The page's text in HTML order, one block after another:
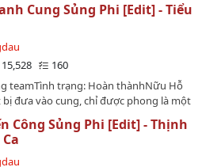
nhớ mong, một tấm chân tình cũng
đổi lại được một chỗ dựa vào. Vậy cứ
xây lên một cái thềm ngọc thông
thế nàng tính toán leo lên quyền lực
đoạt lấy cái phượng ấn khiến người
đỏ dệt con đường, xương trắng phủ
nam trước khi đọc:Nữ chủ quyến rữ hệ
người tốt lành gì.Nhắc lại lần nữa:
người tốt gì.Đọc hay không cũng
đắng.Một câu tóm tắt: Diễn tinh cao
cấp ngủ Hoàng đế…
năm Bùi Thanh Thù đều sống với
nương, không ngờ mở mắt ra lại trở
tử đi tiểu phải giữ cạp quần [1],
có tâm trí lo lắng giới tính của mình.
mười hai nhưng lại sinh ra ở lãnh
thương, nương cũng không yêu.
nhất của hắn là sớm ngày thoát khỏi
làm một vị Vương gia nhàn tản.
Cung Sủng Phi [Edit] - Tiểu
15,528
160
teamTình trạng: Hoàn thànhNữu Hỗ
bị đưa vào cung, chỉ được phong là một
cảnh nhà nàng sa sút, tướng
hát không được, nhảy cũng
hậu cung đều xem thường
tẩm, suýt chút nữa thì nàng bị Hoàng
Công Sủng Phi [Edit] - Thịnh